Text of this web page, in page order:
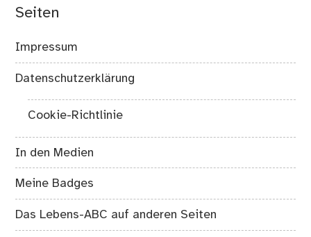
Seiten
Impressum
Datenschutzerklärung
Cookie-Richtlinie
In den Medien
Meine Badges
Das Lebens-ABC auf anderen Seiten